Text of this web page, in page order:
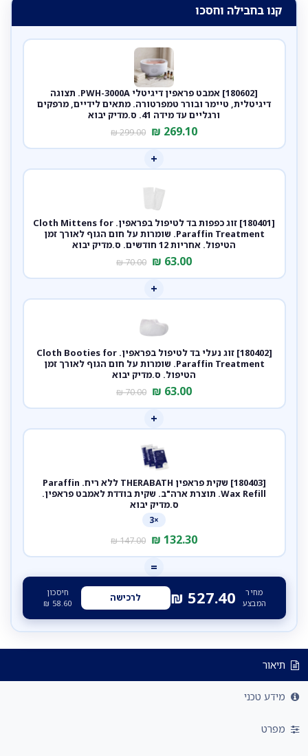
קנו בחבילה וחסכו
[180602] אמבט פראפין דיגיטלי PWH-3000A. תצוגה
דיגיטלית, טיימר ובורר טמפרטורה. מתאים לידיים, מרפקים
ורגליים עד מידה 41. ס.מדיק יבוא
269.10
₪
299.00
₪
+
[180401] זוג כפפות בד לטיפול בפראפין. Cloth Mittens for
Paraffin Treatment. שומרות על חום הגוף לאורך זמן
הטיפול. אחריות 12 חודשים. ס.מדיק יבוא
63.00
₪
70.00
₪
+
[180402] זוג נעלי בד לטיפול בפראפין. Cloth Booties for
Paraffin Treatment. שומרות על חום הגוף לאורך זמן
הטיפול. ס.מדיק יבוא
63.00
₪
70.00
₪
+
[180403] שקית פראפין THERABATH ללא ריח. Paraffin
Wax Refill. תוצרת ארה"ב. שקית בודדת לאמבט פראפין.
ס.מדיק יבוא
×3
132.30
₪
147.00
₪
=
מחיר
המבצע
527.40
₪ לרכישה
חיסכון
58.60
₪
תיאור
מידע טכני
מפרט